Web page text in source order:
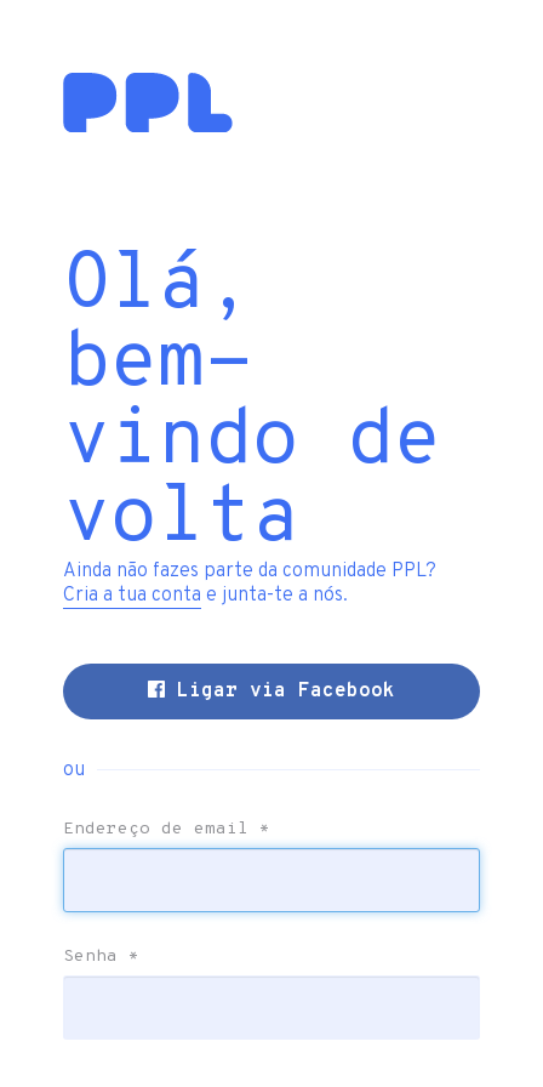
Olá,
bem-
vindo de
volta
Ainda não fazes parte da comunidade PPL?
Cria a tua conta e junta-te a nós.
Ligar via Facebook
ou
Endereço de email *
Senha *